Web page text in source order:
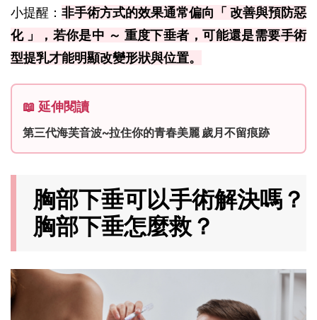
小提醒： 非手術方式的效果通常偏向「 改善與預防惡
化 」，若你是中 ～ 重度下垂者，可能還是需要手術
型提乳才能明顯改變形狀與位置。
📖 延伸閱讀
第三代海芙音波~拉住你的青春美麗 歲月不留痕跡
胸部下垂可以手術解決嗎？
胸部下垂怎麼救？